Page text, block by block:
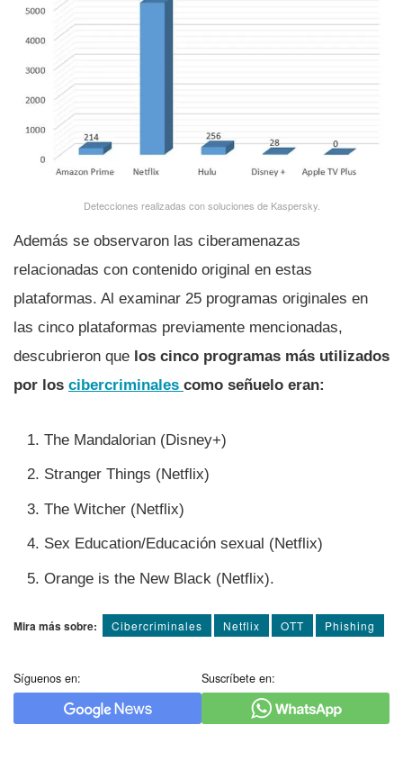
Detecciones realizadas con soluciones de Kaspersky.
Además se observaron las ciberamenazas
relacionadas con contenido original en estas
plataformas. Al examinar 25 programas originales en
las cinco plataformas previamente mencionadas,
descubrieron que los cinco programas más utilizados
por los cibercriminales como señuelo eran:
The Mandalorian (Disney+)
Stranger Things (Netflix)
The Witcher (Netflix)
Sex Education/Educación sexual (Netflix)
Orange is the New Black (Netflix).
Mira más sobre: Cibercriminales Netflix OTT Phishing
Síguenos en: Suscríbete en: